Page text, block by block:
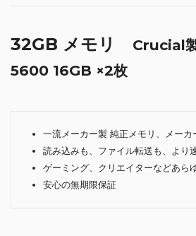
32GB メモリ
Crucial
5600 16GB ×2枚
一流メーカー製 純正メモリ、メーカ
読み込みも、ファイル転送も、より
ゲーミング、クリエイターなどあら
安心の無期限保証